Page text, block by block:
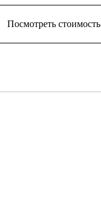
Посмотреть стоимость